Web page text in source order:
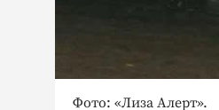
Фото: «Лиза Алерт».